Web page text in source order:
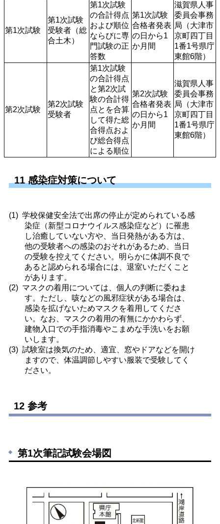
第1次試験
第1次試験
受験者（総
合土木）
第1次試験
の合計得点
および順位
ならびに専
門試験の正
答数
第1次試験
合格者発表
の日から1
か月間
滋賀県人事
委員会事務
局（大津市
京町四丁目
1番1号県庁
東館6階）
第2次試験
第2次試験
受験者
第1次試験
の合計得点
と第2次試
験の合計得
点とを合算
して得た総
合得点およ
び総合得点
による順位
第2次試験
合格者発表
の日から1
か月間
滋賀県人事
委員会事務
局（大津市
京町四丁目
1番1号県庁
東館6階）
11 感染症対策について
学校保健安全法で出席の停止が定められている感
染症（新型コロナウイルス感染症など）に罹患
し治癒していない方や、当日発熱がある方は、
他の受験者への感染のおそれがあるため、当日
の受験を控えてください。明らかに体調不良で
あると認められる場合には、退室いただくこと
があります。
マスクの着用については、個人の判断に委ねま
す。ただし、咳などの風邪症状がある場合は、
感染を拡げないためマスクを着用してくださ
い。なお、マスクの着用の有無にかかわらず、
建物入口での手指消毒やこまめな手洗いをお願
いします。
試験室は換気のため、適宜、窓やドアなどを開け
ますので、体温調節しやすい服装で受験してく
ださい。
12 参考
第1次筆記試験会場図